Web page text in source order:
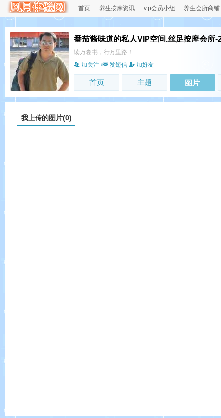
首页 养生按摩资讯 vip会员小组 养生会所商铺
番茄酱味道的私人VIP空间,丝足按摩会所-
读万卷书，行万里路！
加关注
发短信 加好友
首页 主题 图片
我上传的图片(0)